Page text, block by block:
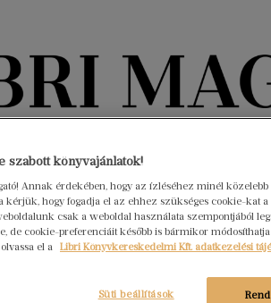
Interjúk Beleolvasó A hónap
az íróról, aki
Nincs hozzászólás
szabott könyvajánlatok!
Annak érdekében, hogy az ízléséhez minél
kérjük, hogy fogadja el az ehhez szükséges cookie-kat a
csak a weboldal használata szempontjából
de cookie-preferenciáit később is bármikor
el a
Libri Könyvkereskedelmi Kft. adatkezelési
Süti beállítások